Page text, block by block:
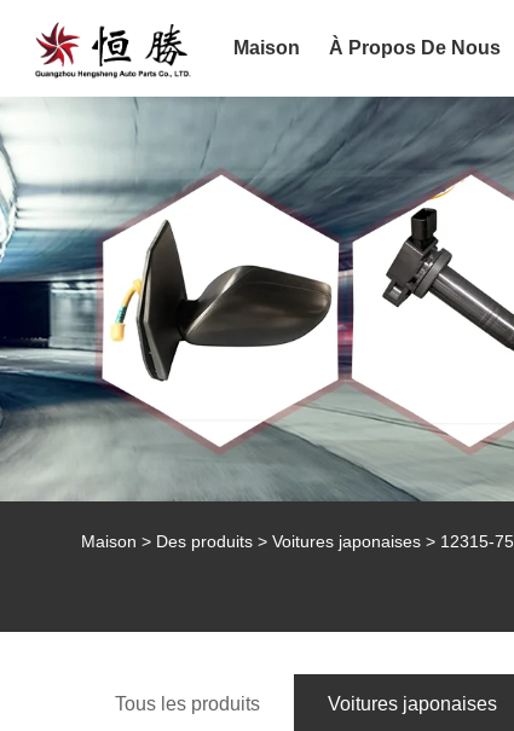
Maison À Propos De Nous
Maison > Des produits >Voitures japonaises > 12315-
Tous les produits Voitures japonaises